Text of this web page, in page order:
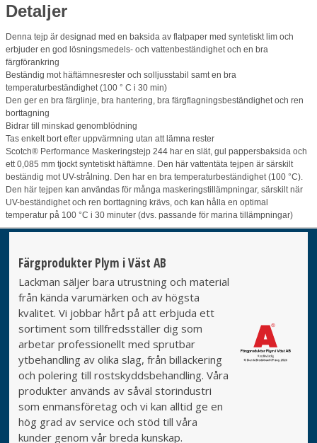
Detaljer
Denna tejp är designad med en baksida av flatpaper med syntetiskt lim och
erbjuder en god lösningsmedels- och vattenbeständighet och en bra
färgförankring
Beständig mot häftämnesrester och solljusstabil samt en bra
temperaturbeständighet (100 ° C i 30 min)
Den ger en bra färglinje, bra hantering, bra färgflagningsbeständighet och ren
borttagning
Bidrar till minskad genomblödning
Tas enkelt bort efter uppvärmning utan att lämna rester
Scotch® Performance Maskeringstejp 244 har en slät, gul pappersbaksida och
ett 0,085 mm tjockt syntetiskt häftämne. Den här vattentäta tejpen är särskilt
beständig mot UV-strålning. Den har en bra temperaturbeständighet (100 °C).
Den här tejpen kan användas för många maskeringstillämpningar, särskilt när
UV-beständighet och ren borttagning krävs, och kan hålla en optimal
temperatur på 100 °C i 30 minuter (dvs. passande för marina tillämpningar)
Färgprodukter Plym i Väst AB
Lackman säljer bara utrustning och material
från kända varumärken och av högsta
kvalitet. Vi jobbar hårt på att erbjuda ett
sortiment som tillfredsställer dig som
arbetar professionellt med sprutbar
ytbehandling av olika slag, från billackering
och polering till rostskyddsbehandling. Våra
produkter används av såväl storindustri
som enmansföretag och vi kan alltid ge en
hög grad av service och stöd till våra
kunder genom vår breda kunskap.